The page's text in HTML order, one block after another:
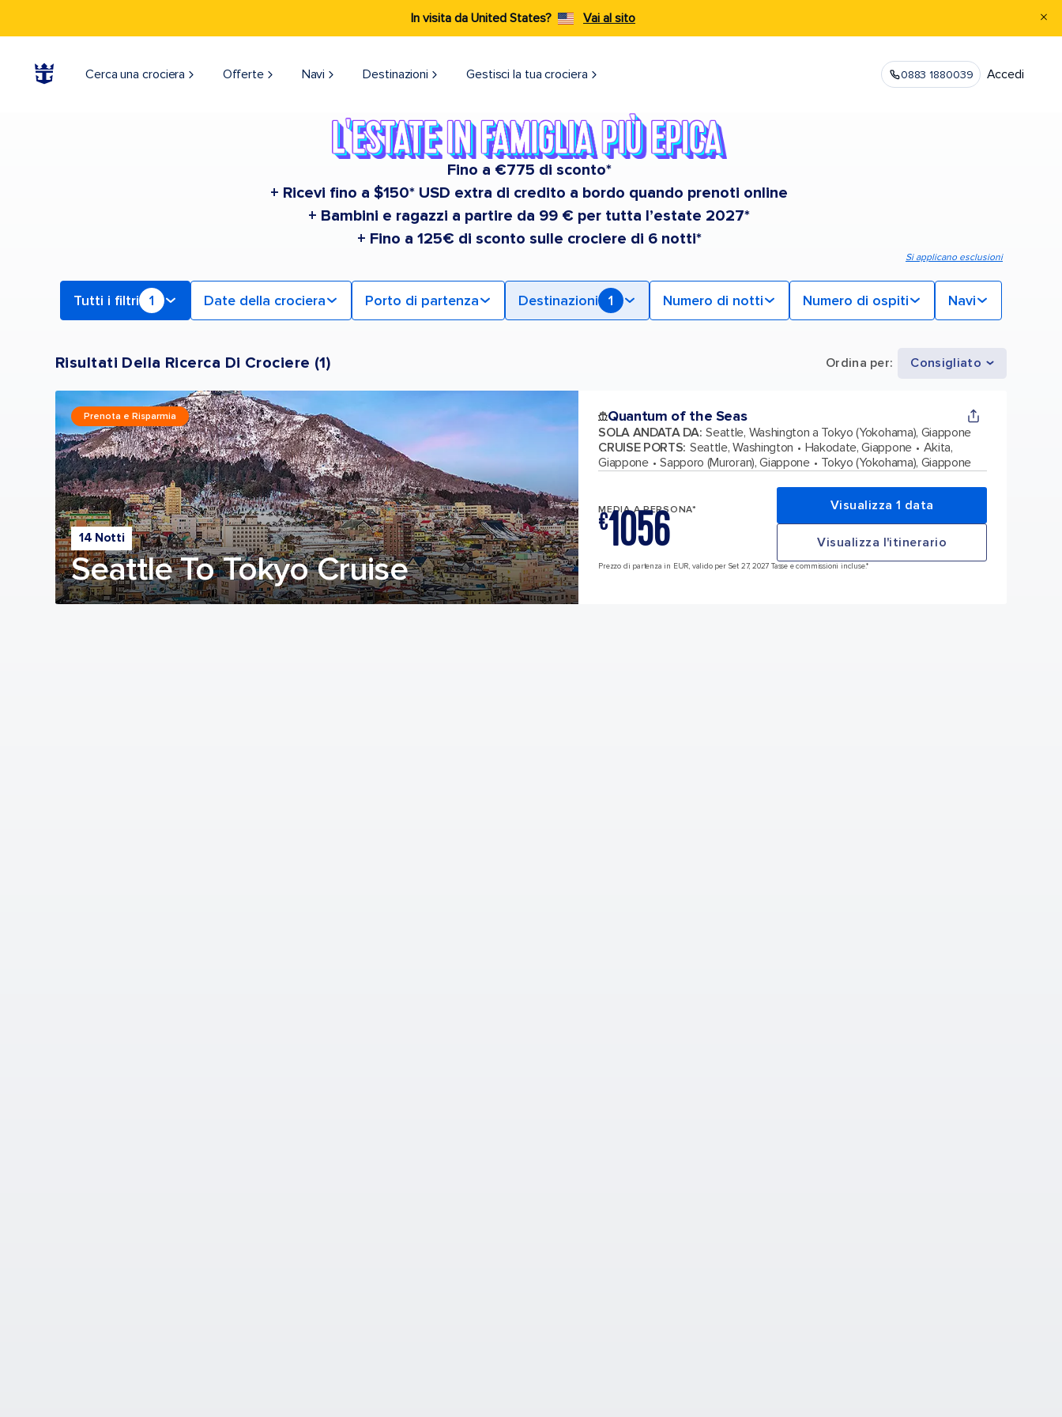
In visita da United States? Vai al sito
Cerca una crociera Offerte Navi Destinazioni​ Gestisci la tua crociera 0883 1880039 Accedi
Fino a €775 di sconto*
+ Ricevi fino a $150* USD extra di credito a bordo quando prenoti online
+ Bambini e ragazzi a partire da 99 € per tutta l’estate 2027*
+ Fino a 125€ di sconto sulle crociere di 6 notti*
Si applicano esclusioni
Tutti i filtri 1 Date della crociera Porto di partenza Destinazioni 1 Numero di notti Numero di ospiti Navi
Risultati Della Ricerca Di Crociere (1) Ordina per: Consigliato
14 Notti
Seattle To Tokyo Cruise
Prenota e Risparmia Quantum of the Seas
SOLA ANDATA DA: Seattle, Washington a Tokyo (Yokohama), Giappone
CRUISE PORTS: Seattle, Washington Hakodate, Giappone
Akita,
Giappone
Sapporo (Muroran), Giappone Tokyo (Yokohama), Giappone
MEDIA A PERSONA*
€1056 Visualizza 1 data
Visualizza l'itinerario
Prezzo di partenza in EUR, valido per Set 27, 2027 Tasse e commissioni incluse.*